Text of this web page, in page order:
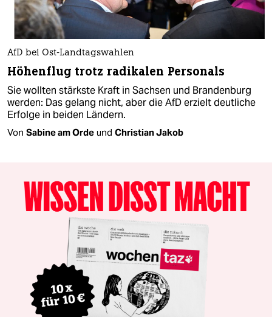
AfD bei Ost-Landtagswahlen
Höhenflug trotz radikalen Personals
Sie wollten stärkste Kraft in Sachsen und Brandenburg
werden: Das gelang nicht, aber die AfD erzielt deutliche
Erfolge in beiden Ländern.
Von Sabine am Orde und Christian Jakob